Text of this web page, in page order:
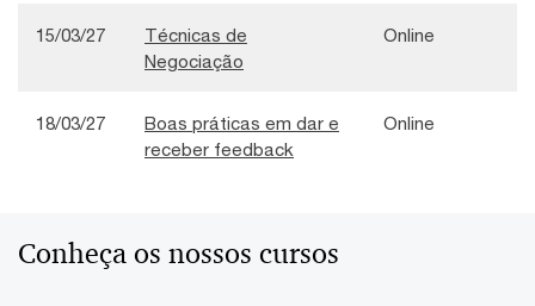
15/03/27
Técnicas de
Negociação
Online
18/03/27
Boas práticas em dar e
receber feedback
Online
Conheça os nossos cursos